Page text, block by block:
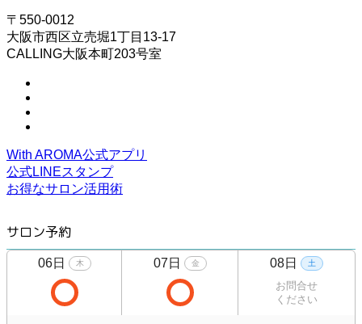
〒550-0012
大阪市西区立売堀1丁目13-17
CALLING大阪本町203号室
With AROMA公式アプリ
公式LINEスタンプ
お得なサロン活用術
サロン予約